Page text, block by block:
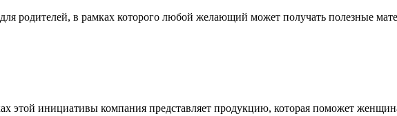
родителей, в рамках которого любой желающий может получать полезные
этой инициативы компания представляет продукцию, которая поможет